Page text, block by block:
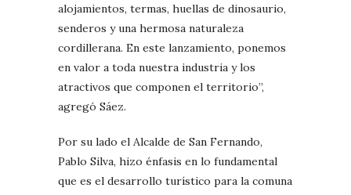
alojamientos, termas, huellas de dinosaurio,
senderos y una hermosa naturaleza
cordillerana. En este lanzamiento, ponemos
en valor a toda nuestra industria y los
atractivos que componen el territorio”,
agregó Sáez.
Por su lado el Alcalde de San Fernando,
Pablo Silva, hizo énfasis en lo fundamental
que es el desarrollo turístico para la comuna